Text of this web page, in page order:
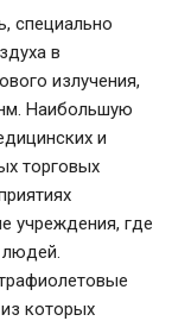
специально
в
излучения,
Наибольшую
и
торговых
учреждения, где
которых